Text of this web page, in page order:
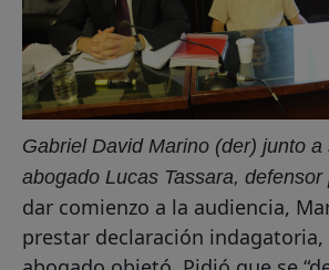
Gabriel David Marino (der) junto a
abogado Lucas Tassara, defensor
dar comienzo a la audiencia,
prestar declaración indagatoria,